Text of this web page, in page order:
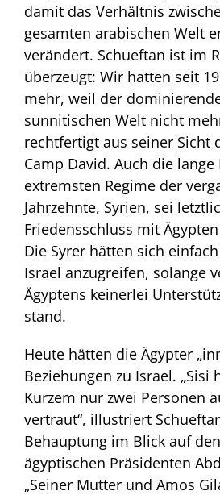
damit das Verhältnis
gesamten arabischen Welt
verändert. Schueftan ist im
überzeugt: Wir hatten seit
mehr, weil der
sunnitischen Welt nicht
rechtfertigt aus seiner Sicht
Camp David. Auch die
extremsten Regime der
Jahrzehnte, Syrien, sei
Friedensschluss mit
Die Syrer hätten sich
Israel anzugreifen, solange
Ägyptens keinerlei
stand.
Heute hätten die Ägypter
Beziehungen zu Israel. „Sisi
Kurzem nur zwei Personen
vertraut“, illustriert
Behauptung im Blick auf
ägyptischen Präsidenten
„Seiner Mutter und Amos